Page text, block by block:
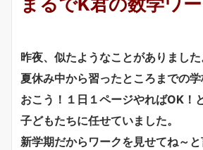
昨夜、似たようなことがありました
夏休み中から習ったところまでの
おこう！１日１ページやればOK！
子どもたちに任せていました。
新学期だからワークを見せてね～